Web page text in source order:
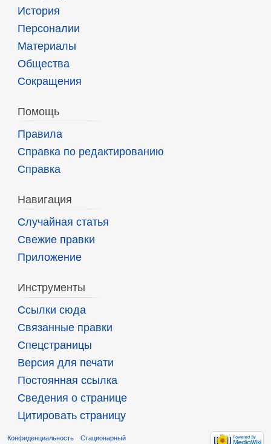
История
Персоналии
Материалы
Общества
Сокращения
Помощь
Правила
Справка по редактированию
Справка
Навигация
Случайная статья
Свежие правки
Приложение
Инструменты
Ссылки сюда
Связанные правки
Спецстраницы
Версия для печати
Постоянная ссылка
Сведения о странице
Цитировать страницу
Конфиденциальность Стационарный